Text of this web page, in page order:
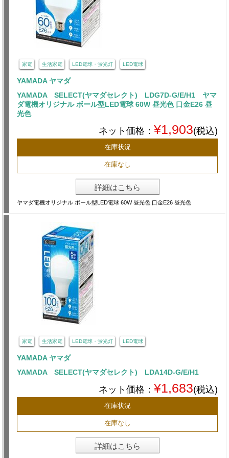
家電 生活家電 LED電球・蛍光灯 LED電球
YAMADA ヤマダ
YAMADA SELECT(ヤマダセレクト) LDG7D-G/E/H1 ヤマ
ダ電機オリジナル ボール型LED電球 60W 昼光色 口金E26 昼
光色
ネット価格： ¥1,903(税込)
在庫状況
在庫なし
詳細はこちら
ヤマダ電機オリジナル ボール型LED電球 60W 昼光色 口金E26 昼光色
家電 生活家電 LED電球・蛍光灯 LED電球
YAMADA ヤマダ
YAMADA SELECT(ヤマダセレクト) LDA14D-G/E/H1
ネット価格： ¥1,683(税込)
在庫状況
在庫なし
詳細はこちら